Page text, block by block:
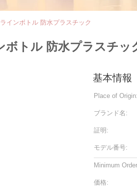
インボトル 防水プラスチック
トル 防水プラスチッ
基本情報
Place of Origin:
ブランド名:
証明:
モデル番号:
Minimum
価格: